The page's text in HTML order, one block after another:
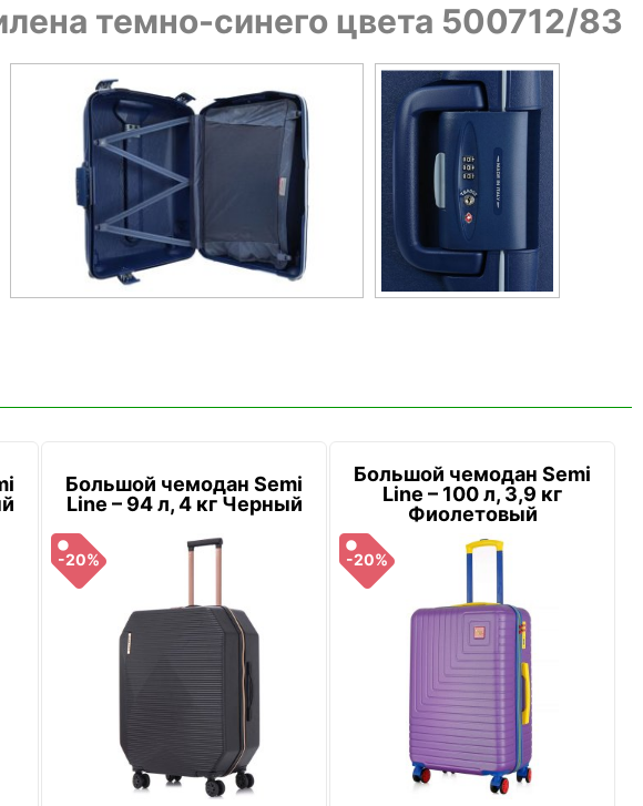
темно-синего цвета 500712/83
Большой чемодан Semi
Line – 94 л, 4 кг Черный
-20%
Большой чемодан Semi
Line – 100 л, 3,9 кг
Фиолетовый
-20%